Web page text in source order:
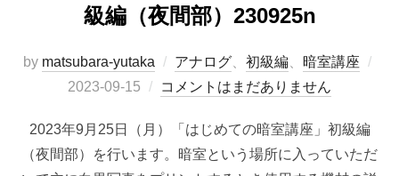
級編（夜間部）230925n
by matsubara-yutaka アナログ、 初級編、 暗室講座
2023-09-15 コメントはまだありません
2023年9月25日（月）「はじめての暗室講座」初級編
（夜間部）を行います。暗室という場所に入っていただ